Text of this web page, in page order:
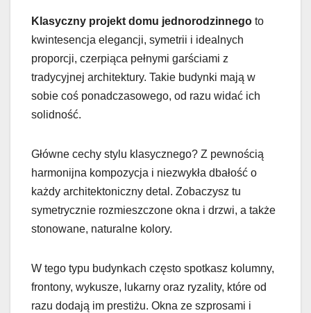
Klasyczny projekt domu jednorodzinnego to
kwintesencja elegancji, symetrii i idealnych
proporcji, czerpiąca pełnymi garściami z
tradycyjnej architektury. Takie budynki mają w
sobie coś ponadczasowego, od razu widać ich
solidność.
Główne cechy stylu klasycznego? Z pewnością
harmonijna kompozycja i niezwykła dbałość o
każdy architektoniczny detal. Zobaczysz tu
symetrycznie rozmieszczone okna i drzwi, a także
stonowane, naturalne kolory.
W tego typu budynkach często spotkasz kolumny,
frontony, wykusze, lukarny oraz ryzality, które od
razu dodają im prestiżu. Okna ze szprosami i